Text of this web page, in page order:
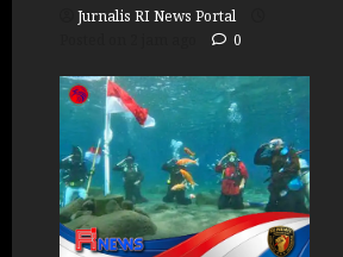
Jurnalis RI News Portal
0